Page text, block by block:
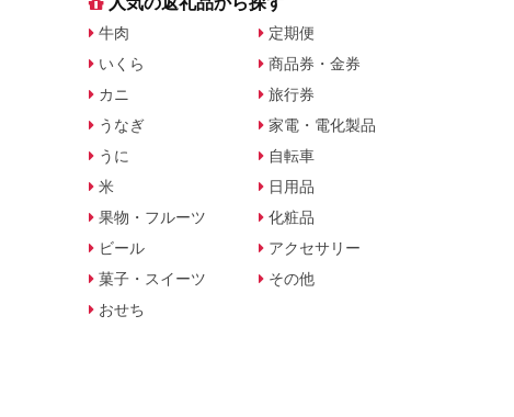
牛肉
いくら
カニ
うなぎ
うに
米
果物・フルーツ
ビール
菓子・スイーツ
おせち
定期便
商品券・金券
旅行券
家電・電化製品
自転車
日用品
化粧品
アクセサリー
その他